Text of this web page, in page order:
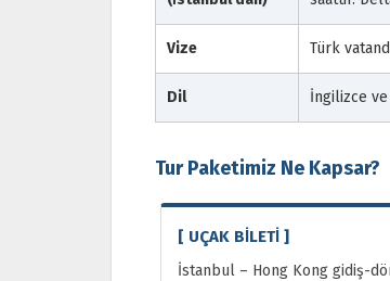
Vize Türk
Dil İngilizce
Tur Paketimiz Ne Kapsar?
[ UÇAK BİLETİ ]
İstanbul – Hong Kong gidiş-